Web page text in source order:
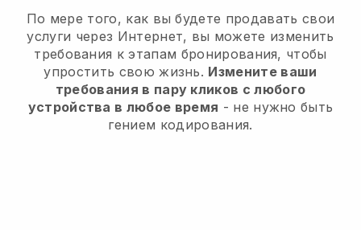
По мере того, как вы будете продавать свои
услуги через Интернет, вы можете изменить
требования к этапам бронирования, чтобы
упростить свою жизнь. Измените ваши
требования в пару кликов с любого
устройства в любое время - не нужно быть
гением кодирования.